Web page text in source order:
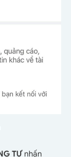
TƯnhấn